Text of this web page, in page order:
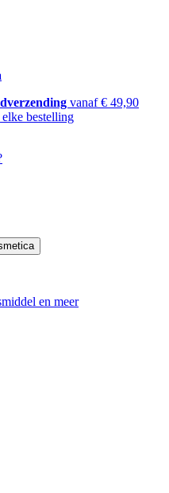
vanaf € 49,90
bestelling
en meer